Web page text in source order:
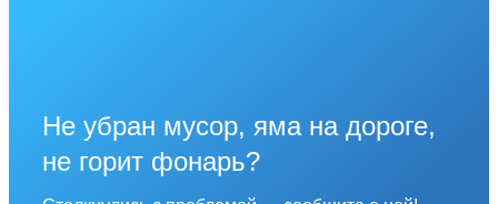
Не убран мусор, яма на дороге,
не горит фонарь?